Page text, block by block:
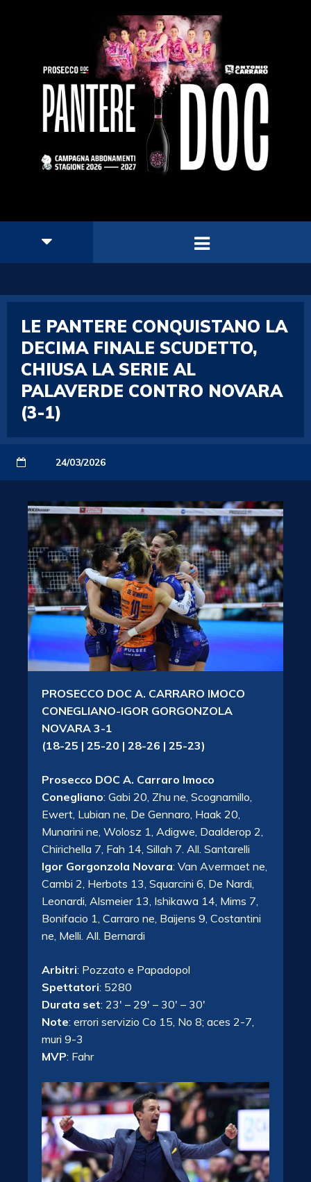
LE PANTERE CONQUISTANO LA
DECIMA FINALE SCUDETTO,
CHIUSA LA SERIE AL
PALAVERDE CONTRO NOVARA
(3-1)
24/03/2026
PROSECCO DOC A. CARRARO IMOCO
CONEGLIANO-IGOR GORGONZOLA
NOVARA 3-1
(18-25 | 25-20 | 28-26 | 25-23)
Prosecco DOC A. Carraro Imoco
Conegliano: Gabi 20, Zhu ne, Scognamillo,
Ewert, Lubian ne, De Gennaro, Haak 20,
Munarini ne, Wolosz 1, Adigwe, Daalderop 2,
Chirichella 7, Fah 14, Sillah 7. All. Santarelli
Igor Gorgonzola Novara: Van Avermaet ne,
Cambi 2, Herbots 13, Squarcini 6, De Nardi,
Leonardi, Alsmeier 13, Ishikawa 14, Mims 7,
Bonifacio 1, Carraro ne, Baijens 9, Costantini
ne, Melli. All. Bernardi
Arbitri: Pozzato e Papadopol
Spettatori: 5280
Durata set: 23′ – 29′ – 30′ – 30′
Note: errori servizio Co 15, No 8; aces 2-7,
muri 9-3
MVP: Fahr